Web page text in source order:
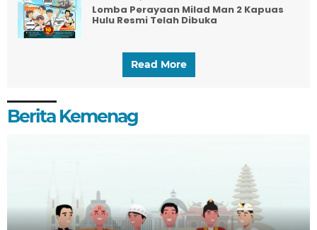
Lomba Perayaan Milad Man 2 Kapuas
Hulu Resmi Telah Dibuka
Read More
Berita Kemenag